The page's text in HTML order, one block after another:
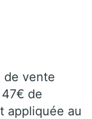
de vente
de
appliquée au